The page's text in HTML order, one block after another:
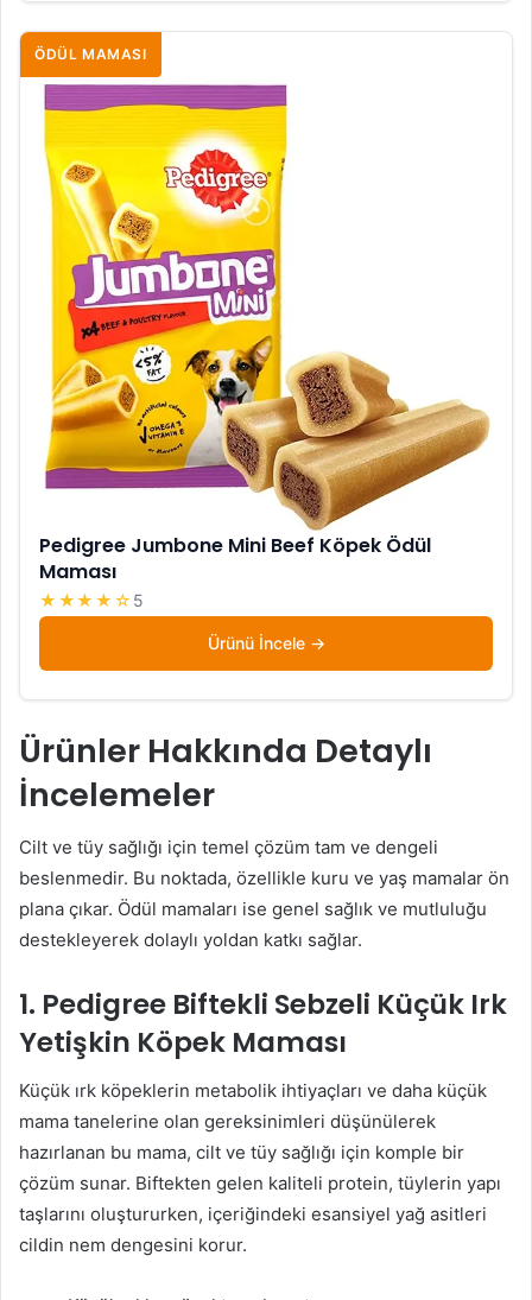
ÖDÜL MAMASI
Pedigree Jumbone Mini Beef Köpek Ödül
Maması
★★★★☆ 5
Ürünü İncele
Ürünler Hakkında Detaylı
İncelemeler
Cilt ve tüy sağlığı için temel çözüm tam ve dengeli
beslenmedir. Bu noktada, özellikle kuru ve yaş mamalar ön
plana çıkar. Ödül mamaları ise genel sağlık ve mutluluğu
destekleyerek dolaylı yoldan katkı sağlar.
1. Pedigree Biftekli Sebzeli Küçük Irk
Yetişkin Köpek Maması
Küçük ırk köpeklerin metabolik ihtiyaçları ve daha küçük
mama tanelerine olan gereksinimleri düşünülerek
hazırlanan bu mama, cilt ve tüy sağlığı için komple bir
çözüm sunar. Biftekten gelen kaliteli protein, tüylerin yapı
taşlarını oluştururken, içeriğindeki esansiyel yağ asitleri
cildin nem dengesini korur.